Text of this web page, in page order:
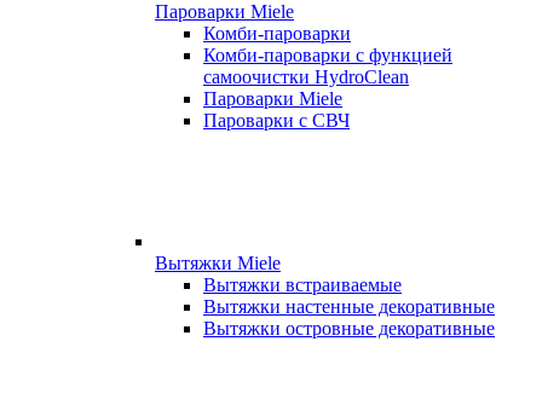
Пароварки Miele
Комби-пароварки
Комби-пароварки с функцией
самоочистки HydroClean
Пароварки Miele
Пароварки с СВЧ
Вытяжки Miele
Вытяжки встраиваемые
Вытяжки настенные декоративные
Вытяжки островные декоративные